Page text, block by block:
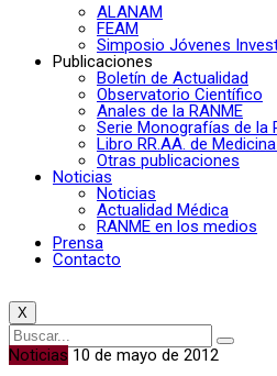
ALANAM
FEAM
Simposio Jóvenes
Publicaciones
Boletín de Actualidad
Observatorio Científico
Anales de la RANME
Serie Monografías de la
Libro RR.AA. de
Otras publicaciones
Noticias
Noticias
Actualidad Médica
RANME en los medios
Prensa
Contacto
X
Noticias 10 de mayo de 2012